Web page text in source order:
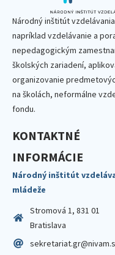
Národný inštitút
napríklad vzdelávanie a
nepedagogickým
školských zariadení,
organizovanie
na školách, neformálne
fondu.
KONTAKTNÉ
INFORMÁCIE
Národný inštitút
mládeže
Stromová 1, 831 01
Bratislava